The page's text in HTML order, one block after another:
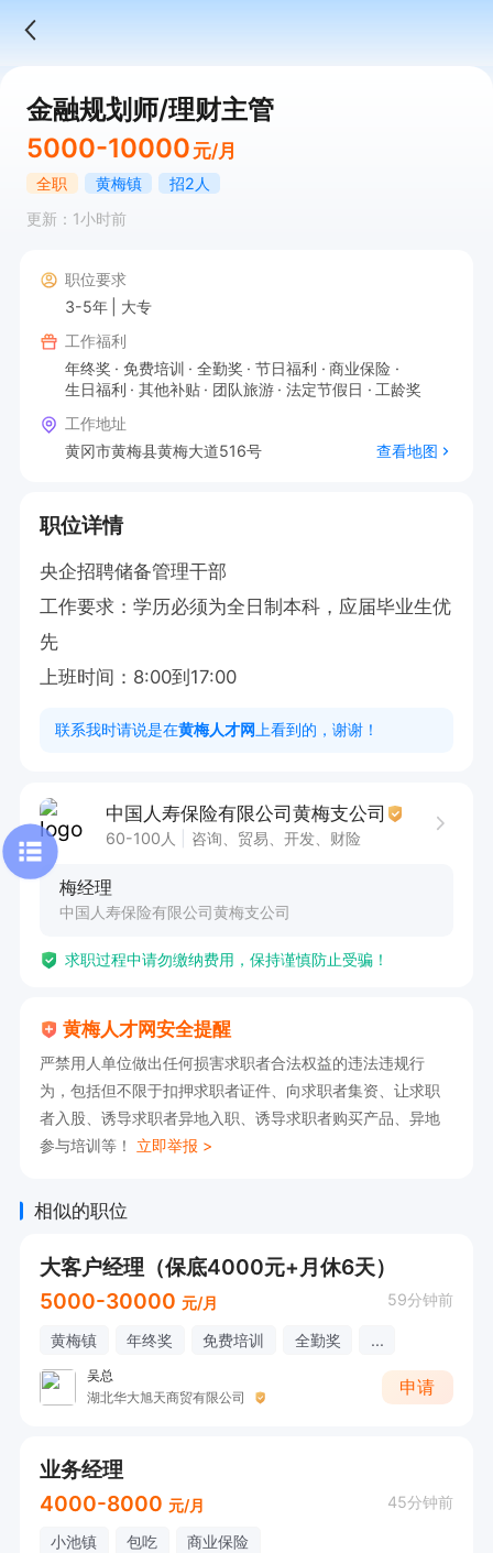
金融规划师/理财主管
5000-10000 元/月
全职 黄梅镇
招2人
更新：1小时前
职位要求
3-5年
大专
工作福利
年终奖
免费培训 全勤奖 节日福利
商业保险
生日福利
其他补贴 团队旅游 法定节假日
工龄奖
工作地址
黄冈市黄梅县黄梅大道516号
查看地图
职位详情
央企招聘储备管理干部
工作要求：学历必须为全日制本科，应届毕业生优
先
上班时间：8:00到17:00
联系我时请说是在黄梅人才网 上看到的，谢谢！
中国人寿保险有限公司黄梅支公司
60-100人 咨询、贸易、开发、财险
梅经理
中国人寿保险有限公司黄梅支公司
求职过程中请勿缴纳费用，保持谨慎防止受骗！
黄梅人才网安全提醒
严禁用人单位做出任何损害求职者合法权益的违法违规行
为，包括但不限于扣押求职者证件、向求职者集资、让求职
者入股、诱导求职者异地入职、诱导求职者购买产品、异地
参与培训等！ 立即举报 >
相似的职位
大客户经理（保底4000元+月休6天）
5000-30000 元/月 59分钟前
黄梅镇 年终奖 免费培训 全勤奖 ...
吴总
湖北华大旭天商贸有限公司
申请
业务经理
4000-8000 元/月 45分钟前
小池镇 包吃 商业保险